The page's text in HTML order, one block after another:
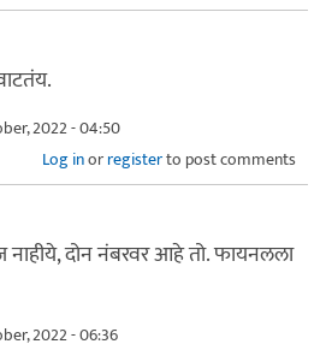
2022 - 04:50
Log inorregisterto post comments
नाहीये, दोन नंबरवर आहे तो. फायनलला
2022 - 06:36